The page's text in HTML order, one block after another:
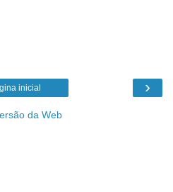
›
inicial
da Web